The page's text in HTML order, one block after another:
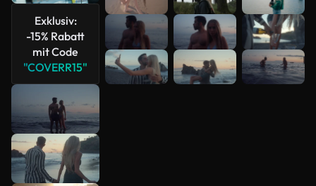
Exklusiv:
-15% Rabatt
mit Code
"COVERR15"
anzeigen